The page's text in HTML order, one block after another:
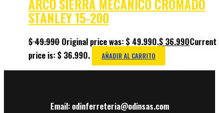
ARCO SIERRA MECANICO CROMADO
STANLEY 15-200
$49.990 Original price was: $ 49.990.$ 36.990Current
price is: $ 36.990.
AÑADIR AL CARRITO
Email: odinferreteria@odinsas.com